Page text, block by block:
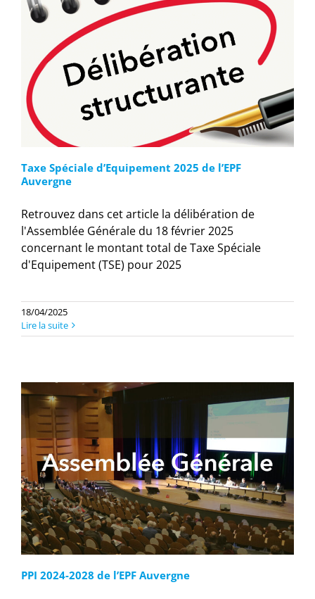
Taxe Spéciale d’Equipement 2025 de l’EPF
Auvergne
Retrouvez dans cet article la délibération de
l'Assemblée Générale du 18 février 2025
concernant le montant total de Taxe Spéciale
d'Equipement (TSE) pour 2025
18/04/2025
Lire la suite
PPI 2024-2028 de l’EPF Auvergne